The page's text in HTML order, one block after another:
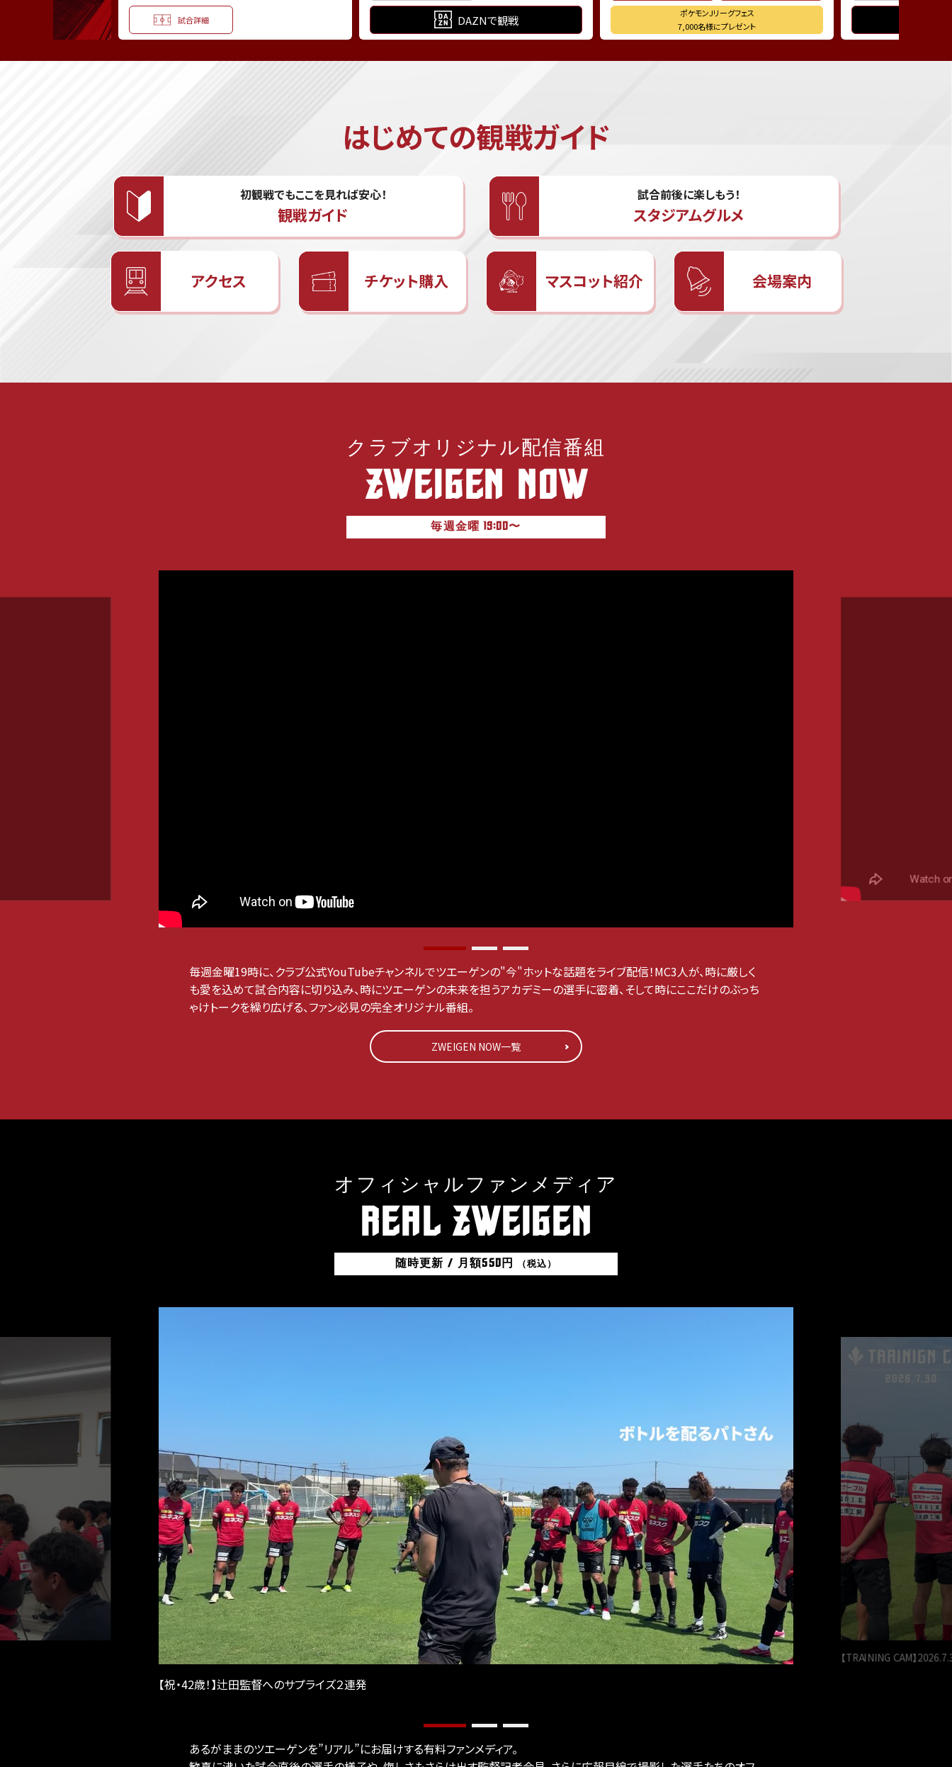
試合詳細 DAZNで観戦
ポケモンJリーグフェス
7,000名様にプレゼント
はじめての観戦ガイド
初観戦でもここを見れば安心！
観戦ガイド
試合前後に楽しもう！
スタジアムグルメ
アクセス チケット購入 マスコット紹介 会場案内
クラブオリジナル配信番組
ZWEIGEN NOW
毎週金曜 19:00〜
毎週金曜19時に、クラブ公式YouTubeチャンネルでツエーゲンの"今"ホットな話題をライブ配信！MC3人が、時に厳しく
も愛を込めて試合内容に切り込み、時にツエーゲンの未来を担うアカデミーの選手に密着、そして時にここだけのぶっち
ゃけトークを繰り広げる、ファン必見の完全オリジナル番組。
ZWEIGEN NOW一覧
オフィシャルファンメディア
REAL ZWEIGEN
随時更新 / 月額550円 （税込）
【祝・42歳！】辻田監督へのサプライズ２連発
【TRAINING CAM】
あるがままのツエーゲンを”リアル”にお届けする有料ファンメディア。